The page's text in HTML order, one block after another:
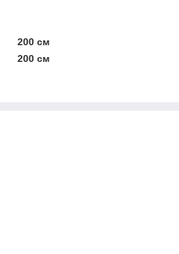
200 см
200 см